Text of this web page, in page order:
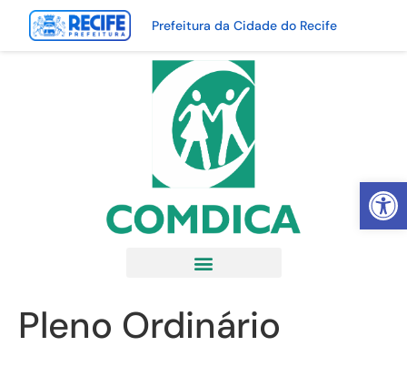
Abrir
Prefeitura da Cidade do Recife
Pleno Ordinário